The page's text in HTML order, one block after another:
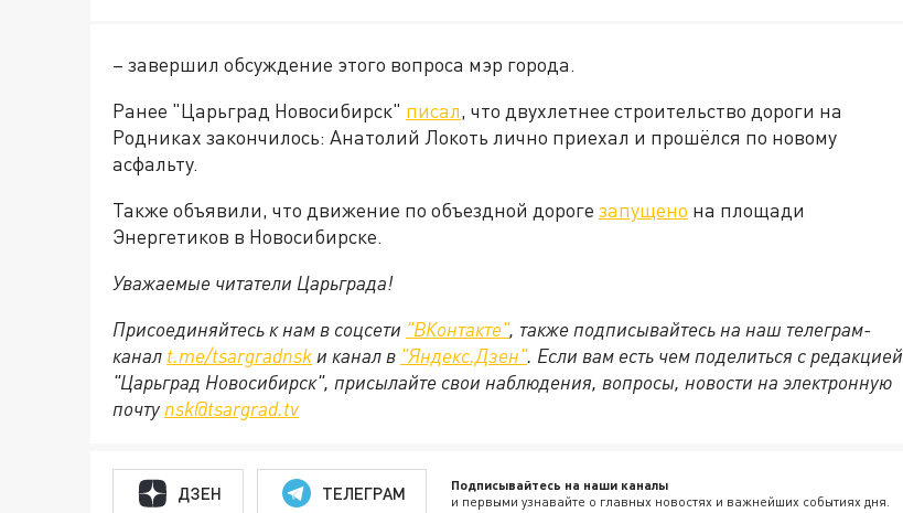
– завершил обсуждение этого вопроса мэр города.
Ранее "Царьград Новосибирск" писал, что двухлетнее строительство дороги на
Родниках закончилось: Анатолий Локоть лично приехал и прошёлся по новому
асфальту.
Также объявили, что движение по объездной дороге запущено на площади
Энергетиков в Новосибирске.
Уважаемые читатели Царьграда!
Присоединяйтесь к нам в соцсети "ВКонтакте", также подписывайтесь на наш телеграм-
канал t.me/tsargradnsk и канал в "Яндекс.Дзен". Если вам есть чем поделиться с редакцией
"Царьград Новосибирск", присылайте свои наблюдения, вопросы, новости на электронную
почту nsk@tsargrad.tv
ДЗЕН ТЕЛЕГРАМ Подписывайтесь на наши каналы
и первыми узнавайте о главных новостях и важнейших событиях дня.